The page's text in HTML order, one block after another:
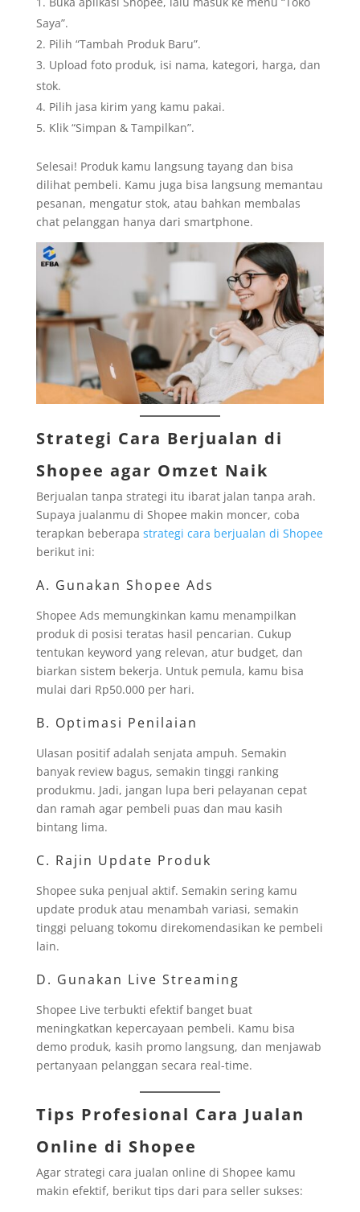
Saya”.
Pilih “Tambah Produk Baru”.
Upload foto produk, isi nama, kategori, harga, dan
stok.
Pilih jasa kirim yang kamu pakai.
Klik “Simpan & Tampilkan”.
Selesai! Produk kamu langsung tayang dan bisa
dilihat pembeli. Kamu juga bisa langsung memantau
pesanan, mengatur stok, atau bahkan membalas
chat pelanggan hanya dari smartphone.
Strategi Cara Berjualan di
Shopee agar Omzet Naik
Berjualan tanpa strategi itu ibarat jalan tanpa arah.
Supaya jualanmu di Shopee makin moncer, coba
terapkan beberapa strategi cara berjualan di Shopee
berikut ini:
A. Gunakan Shopee Ads
Shopee Ads memungkinkan kamu menampilkan
produk di posisi teratas hasil pencarian. Cukup
tentukan keyword yang relevan, atur budget, dan
biarkan sistem bekerja. Untuk pemula, kamu bisa
mulai dari Rp50.000 per hari.
B. Optimasi Penilaian
Ulasan positif adalah senjata ampuh. Semakin
banyak review bagus, semakin tinggi ranking
produkmu. Jadi, jangan lupa beri pelayanan cepat
dan ramah agar pembeli puas dan mau kasih
bintang lima.
C. Rajin Update Produk
Shopee suka penjual aktif. Semakin sering kamu
update produk atau menambah variasi, semakin
tinggi peluang tokomu direkomendasikan ke pembeli
lain.
D. Gunakan Live Streaming
Shopee Live terbukti efektif banget buat
meningkatkan kepercayaan pembeli. Kamu bisa
demo produk, kasih promo langsung, dan menjawab
pertanyaan pelanggan secara real-time.
Tips Profesional Cara Jualan
Online di Shopee
Agar strategi cara jualan online di Shopee kamu
makin efektif, berikut tips dari para seller sukses: